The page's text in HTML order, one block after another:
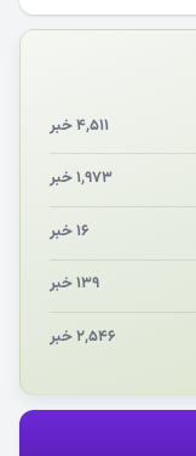
۴,۵۱۱ خبر
۱,۹۷۳ خبر
۱۶ خبر
۱۳۹ خبر
۲,۵۴۶ خبر